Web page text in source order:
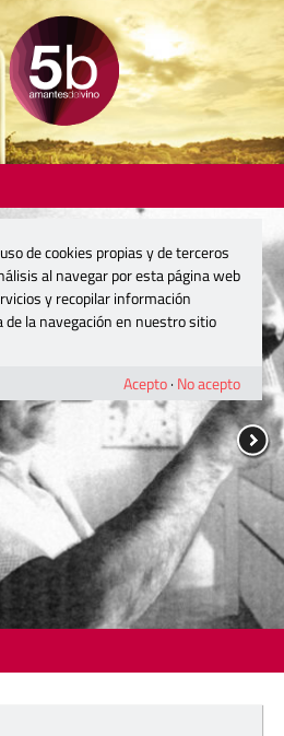
de cookies propias y de terceros
al navegar por esta página web
y recopilar información
la navegación en nuestro sitio
Acepto· No acepto